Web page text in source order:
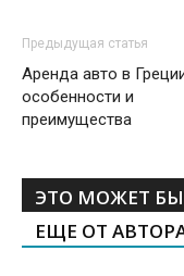
Предыдущая статья
Аренда авто в
особенности и
преимущества
ЭТО МОЖЕТ
ЕЩЕ ОТ